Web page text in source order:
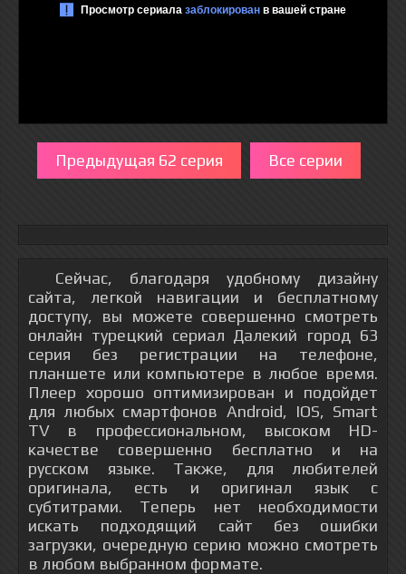
Предыдущая 62 серия Все серии
Сейчас, благодаря удобному дизайну
сайта, легкой навигации и бесплатному
доступу, вы можете совершенно смотреть
онлайн турецкий сериал Далекий город 63
серия без регистрации на телефоне,
планшете или компьютере в любое время.
Плеер хорошо оптимизирован и подойдет
для любых смартфонов Android, IOS, Smart
TV в профессиональном, высоком HD-
качестве совершенно бесплатно и на
русском языке. Также, для любителей
оригинала, есть и оригинал язык с
субтитрами. Теперь нет необходимости
искать подходящий сайт без ошибки
загрузки, очередную серию можно смотреть
в любом выбранном формате.